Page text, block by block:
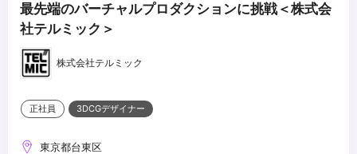
最先端のバーチャルプロダクションに挑戦＜株式会
社テルミック＞
株式会社テルミック
正社員 3DCGデザイナー
東京都台東区